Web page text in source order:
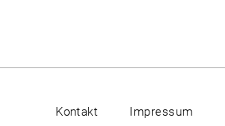
Kontakt Impressum